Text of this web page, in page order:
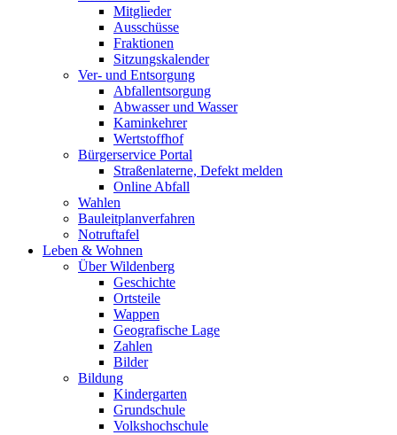
Mitglieder
Ausschüsse
Fraktionen
Sitzungskalender
Ver- und Entsorgung
Abfallentsorgung
Abwasser und Wasser
Kaminkehrer
Wertstoffhof
Bürgerservice Portal
Straßenlaterne, Defekt melden
Online Abfall
Wahlen
Bauleitplanverfahren
Notruftafel
Leben & Wohnen
Über Wildenberg
Geschichte
Ortsteile
Wappen
Geografische Lage
Zahlen
Bilder
Bildung
Kindergarten
Grundschule
Volkshochschule